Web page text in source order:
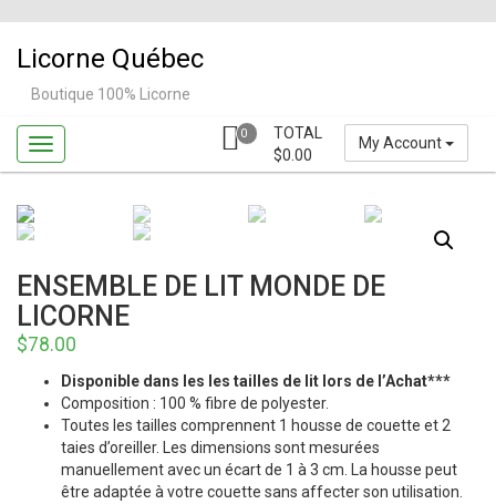
content
Licorne Québec
Boutique 100% Licorne
My Account
0
TOTAL
$0.00
ENSEMBLE DE LIT MONDE DE
LICORNE
$78.00
Disponible dans les les tailles de lit lors de l’Achat***
Composition : 100 % fibre de polyester.
Toutes les tailles comprennent 1 housse de couette et 2
taies d’oreiller. Les dimensions sont mesurées
manuellement avec un écart de 1 à 3 cm. La housse peut
être adaptée à votre couette sans affecter son utilisation.